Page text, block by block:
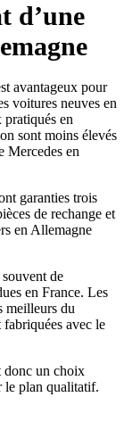
d’une
avantageux pour
voitures neuves en
pratiqués en
sont moins élevés
Mercedes en
garanties trois
de rechange et
en Allemagne
de
en France. Les
meilleurs du
avec le
donc un choix
le plan qualitatif.